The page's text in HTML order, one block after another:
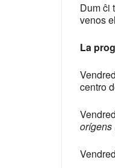
Dum ĉi
venos
La
centro
orígens